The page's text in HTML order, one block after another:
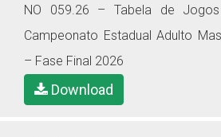
NO 059.26 – Tabela de
Campeonato Estadual Adulto
– Fase Final 2026
Download